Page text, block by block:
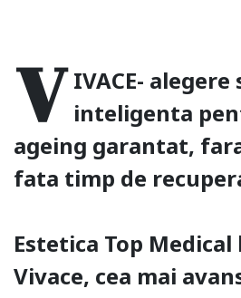
V IVACE- alegere
inteligenta
ageing garantat,
fata timp de
Estetica Top Medical
Vivace, cea mai